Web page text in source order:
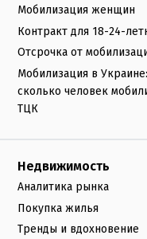
Мобилизация женщин
Контракт для 18-24-
Отсрочка от
Мобилизация в Украине:
сколько человек
ТЦК
Недвижимость
Аналитика рынка
Покупка жилья
Тренды и вдохновение